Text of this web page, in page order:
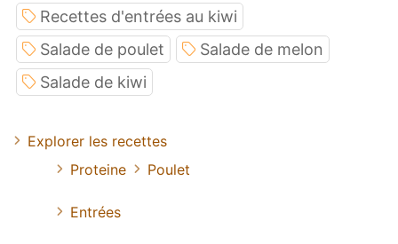
Recettes d'entrées au kiwi
Salade de poulet
Salade de melon
Salade de kiwi
Explorer les recettes
Proteine
Poulet
Entrées